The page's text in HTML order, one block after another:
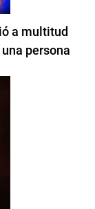
a multitud
persona